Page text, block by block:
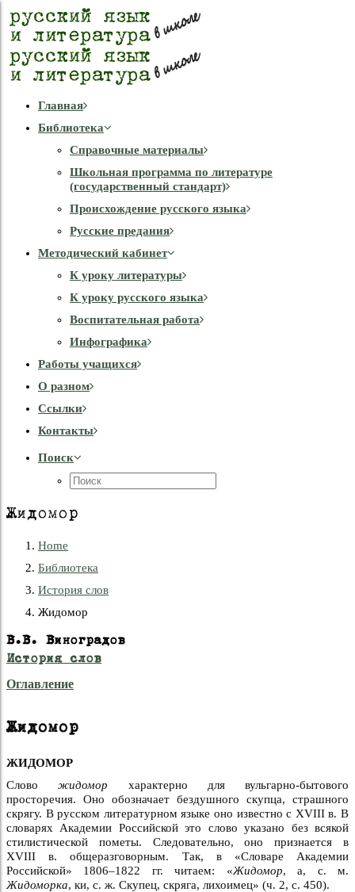
Главная
Библиотека
Справочные материалы
Школьная программа по литературе
(государственный стандарт)
Происхождение русского языка
Русские предания
Методический кабинет
К уроку литературы
К уроку русского языка
Воспитательная работа
Инфографика
Работы учащихся
О разном
Cсылки
Контакты
Поиск
Жидомор
Home
Библиотека
История слов
Жидомор
В.В. Виноградов
История слов
Оглавление
Жидомор
ЖИДОМОР
Словожидомор характерно для вульгарно-бытового
просторечия. Оно обозначает бездушного скупца, страшного
скрягу. В русском литературном языке оно известно с XVIII в. В
словарях Академии Российской это слово указано без всякой
стилистической пометы. Следовательно, оно признается в
XVIII в. общеразговорным. Так, в «Словаре Академии
Российской» 1806–1822 гг. читаем: «Жидомор, а, с. м.
Жидоморка, ки, с. ж. Скупец, скряга, лихоимец» (ч. 2, с. 450).